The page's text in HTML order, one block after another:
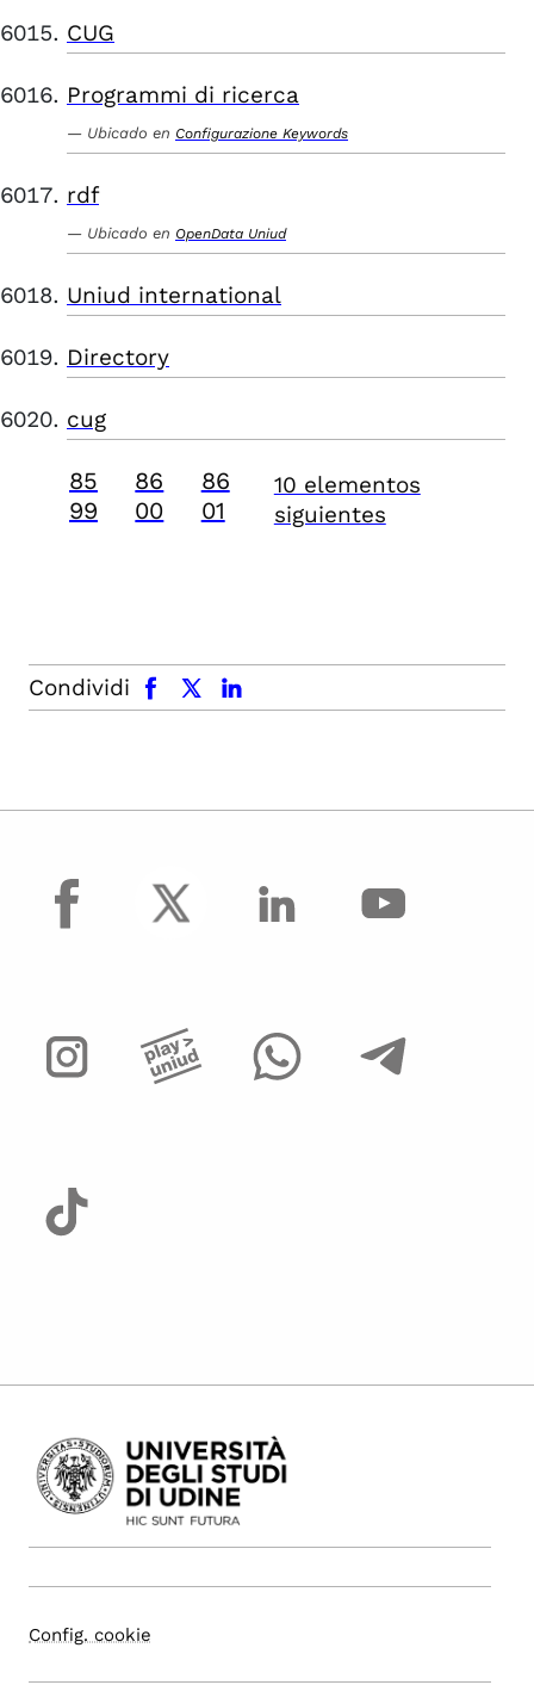
CUG
Programmi di ricerca
Ubicado en Configurazione Keywords
rdf
Ubicado en OpenData Uniud
Uniud international
Directory
cug
85
99
86
00
86
01
10 elementos
siguientes
Condividi
facebook x.com linkedin
facebook
Config. cookie